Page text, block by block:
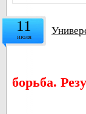
11
июля
борьба.